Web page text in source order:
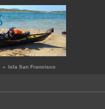
» Isla San Francisco